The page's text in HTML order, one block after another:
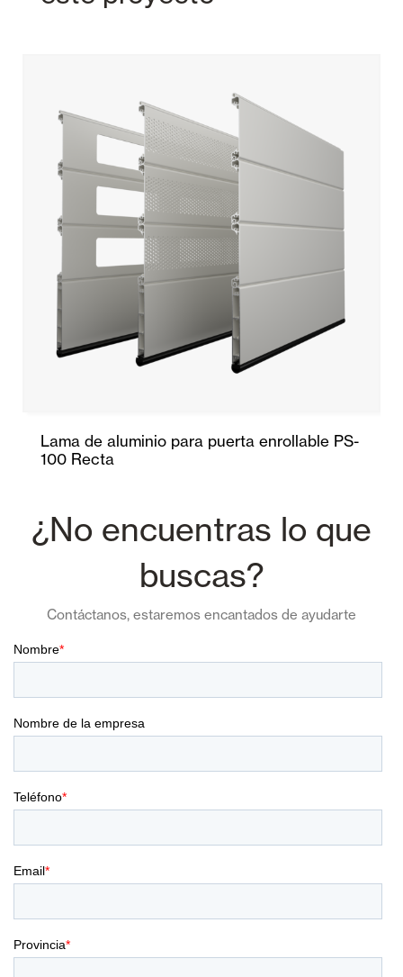
Lama de aluminio para puerta enrollable PS-
100 Recta
¿No encuentras lo que
buscas?
Contáctanos, estaremos encantados de ayudarte